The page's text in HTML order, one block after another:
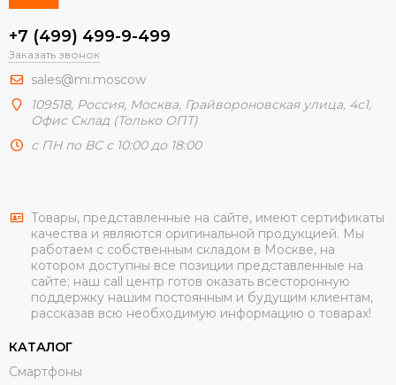
+7 (499) 499-9-499
Заказать звонок
sales@mi.moscow
109518, Россия, Москва, Грайвороновская улица, 4с1,
Офис Склад (Только ОПТ)
с ПН по ВС с 10:00 до 18:00
Товары, представленные на сайте, имеют сертификаты
качества и являются оригинальной продукцией. Мы
работаем с собственным складом в Москве, на
котором доступны все позиции представленные на
сайте; наш call центр готов оказать всесторонную
поддержку нашим постоянным и будущим клиентам,
рассказав всю необходимую информацию о товарах!
КАТАЛОГ
Смартфоны